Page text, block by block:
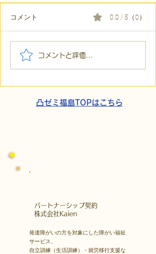
【代表ブログ】冷蔵庫に
貼られた新聞記事。「超
コメント 0.0 / 5（0）
コメントと評価...
凸ゼミ福島TOPはこちら
​パートナーシップ契約
​株式会社Kaien
発達障がいの方を対象にした障がい福祉
サービス、
自立訓練（生活訓練）・就労移行支援な